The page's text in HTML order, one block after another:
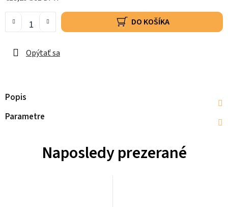
DO KOŠÍKA
Opýtať sa
Popis
Parametre
Naposledy prezerané